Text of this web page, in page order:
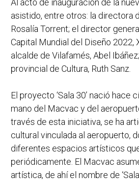
asistido, entre otros: la directora
Rosalía Torrent; el director
Capital Mundial del Diseño 2022,
alcalde de Vilafamés, Abel
provincial de Cultura, Ruth Sanz.
El proyecto ‘Sala 30’ nació hace
mano del Macvac y del
través de esta iniciativa, se ha
cultural vinculada al aeropuerto,
diferentes espacios artísticos
periódicamente. El Macvac
artística, de ahí el nombre de